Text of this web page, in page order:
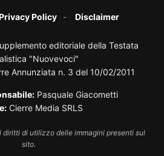
Policy Disclaimer
editoriale della Testata
"Nuovevoci"
Annunziata n. 3 del 10/02/2011
Pasquale Giacometti
Cierre Media SRLS
diritti di utilizzo delle immagini presenti sul
sito.